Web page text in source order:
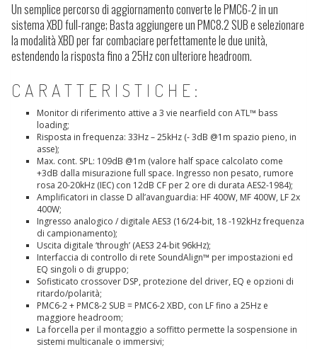
Un semplice percorso di aggiornamento converte le PMC6-2 in un
sistema XBD full-range; Basta aggiungere un PMC8.2 SUB e selezionare
la modalità XBD per far combaciare perfettamente le due unità,
estendendo la risposta fino a 25Hz con ulteriore headroom.
CARATTERISTICHE:
Monitor di riferimento attive a 3 vie nearfield con ATL™ bass
loading;
Risposta in frequenza: 33Hz – 25kHz (- 3dB @1m spazio pieno, in
asse);
Max. cont. SPL: 109dB @1m (valore half space calcolato come
+3dB dalla misurazione full space. Ingresso non pesato, rumore
rosa 20-20kHz (IEC) con 12dB CF per 2 ore di durata AES2-1984);
Amplificatori in classe D all’avanguardia: HF 400W, MF 400W, LF 2x
400W;
Ingresso analogico / digitale AES3 (16/24-bit, 18 -192kHz frequenza
di campionamento);
Uscita digitale ‘through’ (AES3 24-bit 96kHz);
Interfaccia di controllo di rete SoundAlign™ per impostazioni ed
EQ singoli o di gruppo;
Sofisticato crossover DSP, protezione del driver, EQ e opzioni di
ritardo/polarità;
PMC6-2 + PMC8-2 SUB = PMC6-2 XBD, con LF fino a 25Hz e
maggiore headroom;
La forcella per il montaggio a soffitto permette la sospensione in
sistemi multicanale o immersivi;